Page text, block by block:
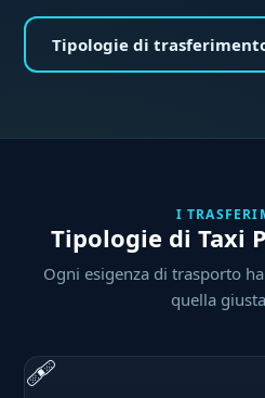
Tipologie di
I
Tipologie di Taxi
Ogni esigenza di trasporto
quella
🩹